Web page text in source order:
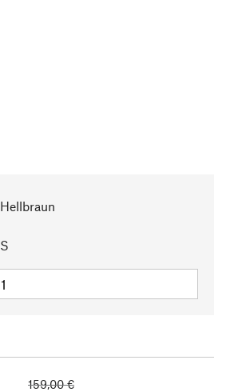
Hellbraun
S
159,00 €